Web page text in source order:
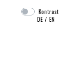
überspringen
Kontrast
DE /EN